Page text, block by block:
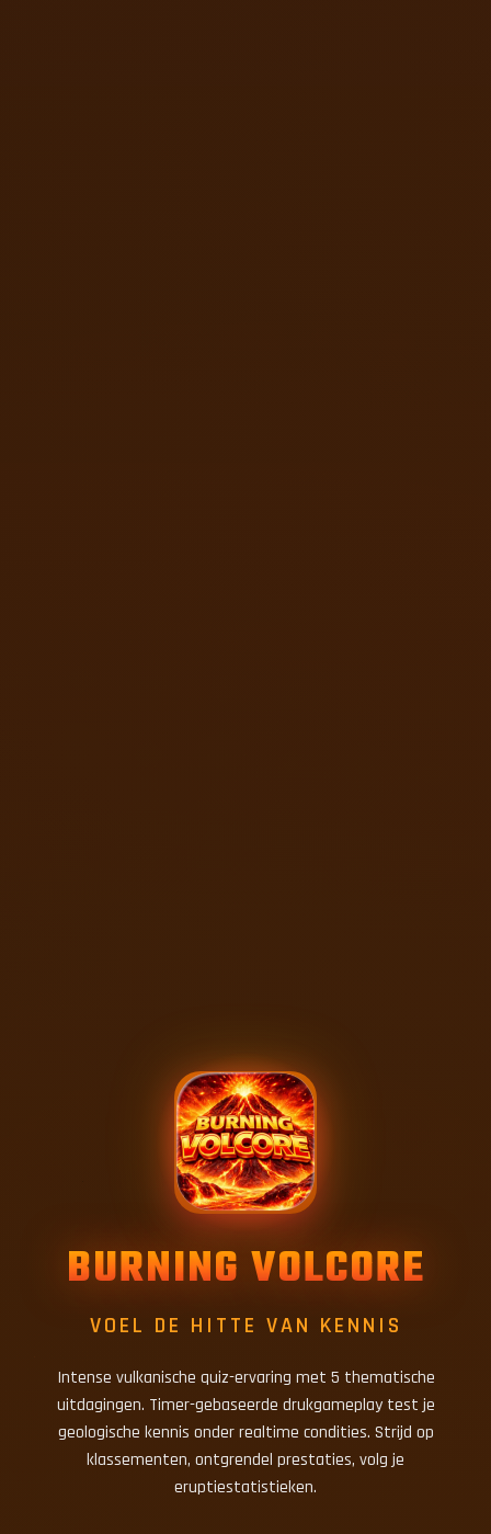
BURNING VOLCORE
VOEL DE HITTE VAN KENNIS
Intense vulkanische quiz-ervaring met 5 thematische
uitdagingen. Timer-gebaseerde drukgameplay test je
geologische kennis onder realtime condities. Strijd op
klassementen, ontgrendel prestaties, volg je
eruptiestatistieken.